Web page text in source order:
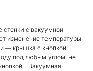
стенки с вакуумной
изменение температуры
— крышка с кнопкой:
под любым углом, не
- Вакуумная